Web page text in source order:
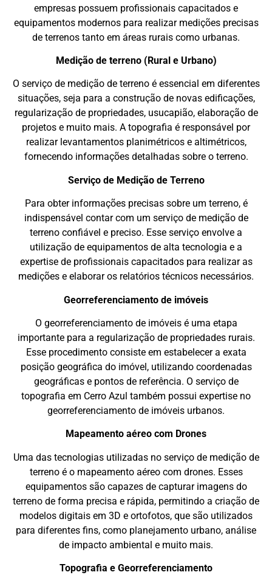
empresas possuem profissionais capacitados e
equipamentos modernos para realizar medições precisas
de terrenos tanto em áreas rurais como urbanas.
Medição de terreno (Rural e Urbano)
O serviço de medição de terreno é essencial em diferentes
situações, seja para a construção de novas edificações,
regularização de propriedades, usucapião, elaboração de
projetos e muito mais. A topografia é responsável por
realizar levantamentos planimétricos e altimétricos,
fornecendo informações detalhadas sobre o terreno.
Serviço de Medição de Terreno
Para obter informações precisas sobre um terreno, é
indispensável contar com um serviço de medição de
terreno confiável e preciso. Esse serviço envolve a
utilização de equipamentos de alta tecnologia e a
expertise de profissionais capacitados para realizar as
medições e elaborar os relatórios técnicos necessários.
Georreferenciamento de imóveis
O georreferenciamento de imóveis é uma etapa
importante para a regularização de propriedades rurais.
Esse procedimento consiste em estabelecer a exata
posição geográfica do imóvel, utilizando coordenadas
geográficas e pontos de referência. O serviço de
topografia em Cerro Azul também possui expertise no
georreferenciamento de imóveis urbanos.
Mapeamento aéreo com Drones
Uma das tecnologias utilizadas no serviço de medição de
terreno é o mapeamento aéreo com drones. Esses
equipamentos são capazes de capturar imagens do
terreno de forma precisa e rápida, permitindo a criação de
modelos digitais em 3D e ortofotos, que são utilizados
para diferentes fins, como planejamento urbano, análise
de impacto ambiental e muito mais.
Topografia e Georreferenciamento